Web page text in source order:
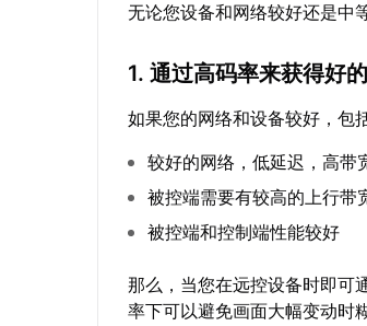
无论您设备和网络较好还是中
1. 通过高码率来获得好
如果您的网络和设备较好，包
较好的网络，低延迟，高带
被控端需要有较高的上行带
被控端和控制端性能较好
那么，当您在远控设备时即可
率下可以避免画面大幅变动时